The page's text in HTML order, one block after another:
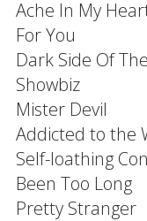
Ache In My
For You
Dark Side Of
Showbiz
Mister Devil
Addicted to the
Self-loathing
Been Too Long
Pretty Stranger